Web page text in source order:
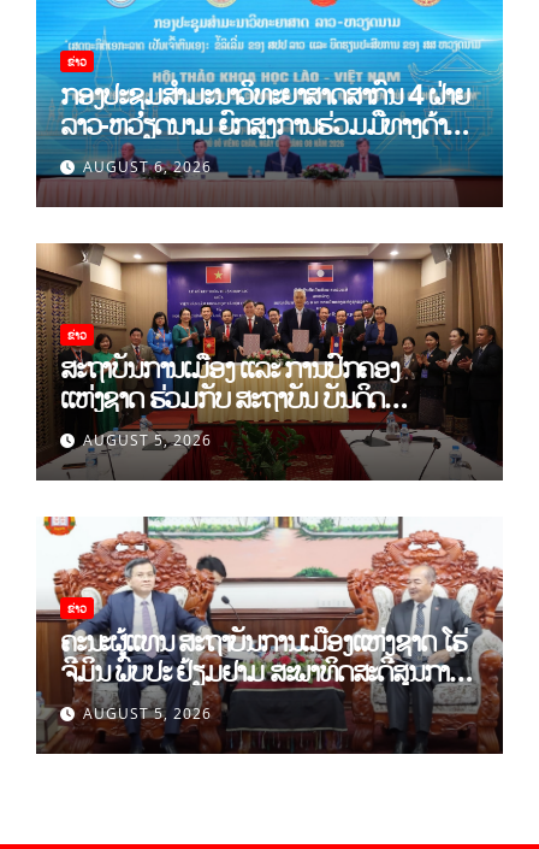
ຂ່າວ
ກອງປະຊຸມສໍາມະນາວິທະຍາສາດສາກົນ 4 ຝ່າຍ
ລາວ-ຫວຽດນາມ ຍົກສູງການຮ່ວມມືທາງດ້ານ
ທິດສະດີ ແລະ ພຶດຕິກໍາ ລາວ-ຫວຽດນາມ ແນໃສ່
ສ້າງເສດຖະກິດເອກະລາດເປັນເຈົ້າຕົນເອງຢ່າງ
ເຂັ້ມແຂງ
AUGUST 6, 2026
ຂ່າວ
ສະຖາບັນການເມືອງ ແລະ ການປົກຄອງ
ແຫ່ງຊາດ ຮ່ວມກັບ ສະຖາບັນ ບັນດິດ
ວິທະຍາສາດສັງຄົມ ຫວຽດນາມ ເຊັນບົດບັນທຶກ
ການຮ່ວມມືທາງດ້ານວິທະຍາສາດ (2026-
2030)
AUGUST 5, 2026
ຂ່າວ
ຄະນະຜູ້ແທນ ສະຖາບັນການເມືອງແຫ່ງຊາດ ໂຮ່
ຈີມິນ ພົບປະ ຢ້ຽມຢາມ ສະພາທິດສະດີສູນກາງ
ພັກAUGUST 5, 2026